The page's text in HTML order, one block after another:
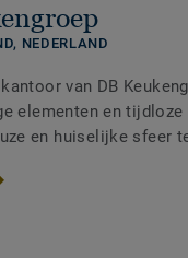
NEDERLAND
van DB
elementen en
en huiselijke sfeer